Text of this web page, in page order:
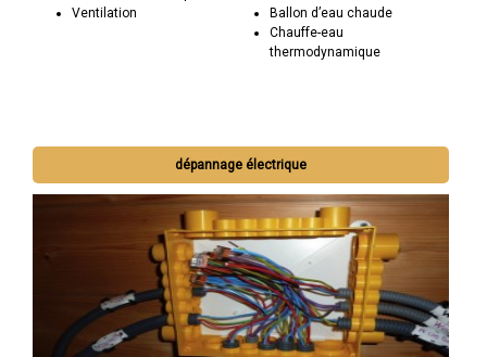
Ventilation
Ballon d’eau chaude
Chauffe-eau
thermodynamique
dépannage électrique